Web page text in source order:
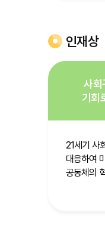
인재상
사회
기회
21세기 사
대응하여
공동체의